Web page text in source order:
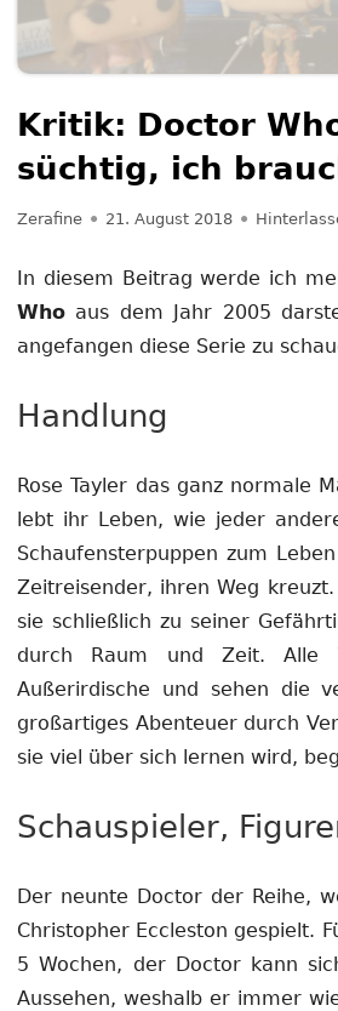
RATGEBER
THRILLER
Kritik: Doctor
süchtig, ich
Autor
Zerafine
Veröffentlicht
21. August 2018
In diesem Beitrag werde ich
Who aus dem Jahr 2005
angefangen diese Serie zu
Handlung
Rose Tayler das ganz normale
lebt ihr Leben, wie jeder
Schaufensterpuppen zum
Zeitreisender, ihren Weg
sie schließlich zu seiner
durch Raum und Zeit.
Außerirdische und sehen die
großartiges Abenteuer durch
sie viel über sich lernen wird,
Schauspieler,
Der neunte Doctor der Reihe,
Christopher Eccleston gespielt.
5 Wochen, der Doctor kann
Aussehen, weshalb er immer